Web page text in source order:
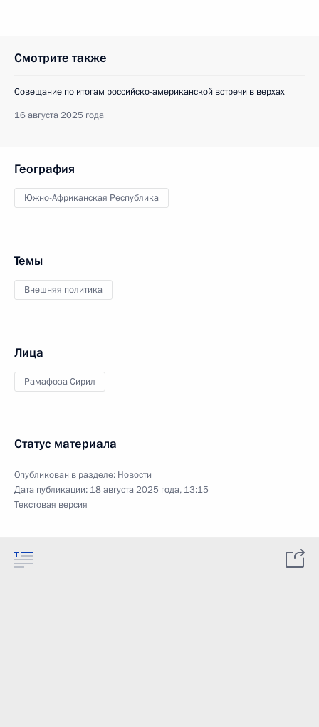
Смотрите также
Совещание по итогам российско-американской встречи в верхах
16 августа 2025 года
География
Южно-Африканская Республика
Темы
Внешняя политика
Лица
Рамафоза Сирил
Статус материала
Опубликован в разделе: Новости
Дата публикации: 18 августа 2025 года, 13:15
Текстовая версия